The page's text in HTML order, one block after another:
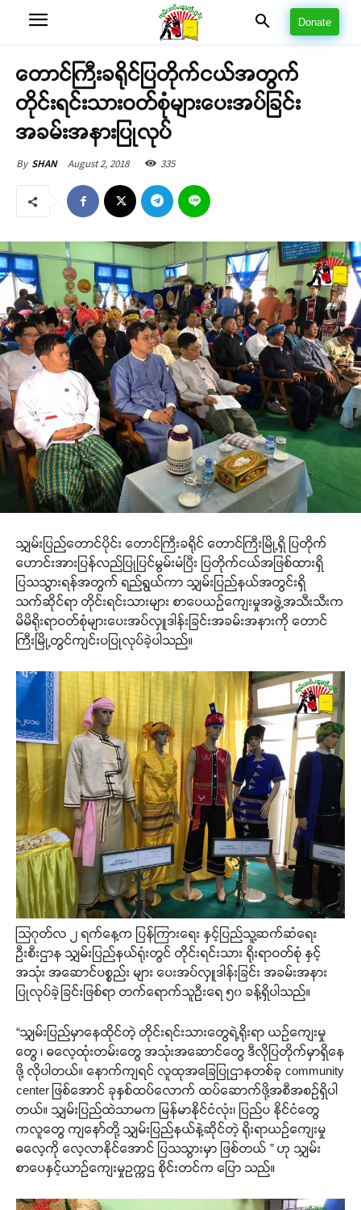
Donate
တောင်ကြီးခရိုင်ပြတိုက်ငယ်အတွက်
တိုင်းရင်းသားဝတ်စုံများပေးအပ်ခြင်း
အခမ်းအနားပြုလုပ်
By SHAN August 2, 2018 335
သျှမ်းပြည်တောင်ပိုင်း တောင်ကြီးခရိုင် တောင်ကြီးမြို့ရှိ ပြတိုက်
ဟောင်းအားပြန်လည်ပြုပြင်မွမ်းမံပြီး ပြတိုက်ငယ်အဖြစ်ထားရှိ
ပြသသွားရန်အတွက် ရည်ရွယ်ကာ သျှမ်းပြည်နယ်အတွင်းရှိ
သက်ဆိုင်ရာ တိုင်းရင်းသားများ စာပေယဉ်ကျေးမှုအဖွဲ့အသီးသီးက
မိမိရိုးရာဝတ်စုံများပေးအပ်လှူဒါန်းခြင်းအခမ်းအနားကို တောင်
ကြီးမြို့တွင်ကျင်းပပြုလုပ်ခဲ့ပါသည်။
သြဂုတ်လ ၂ ရက်နေ့က ပြန်ကြားရေး နှင့်ပြည်သူ့ဆက်ဆံရေး
ဦးစီးဌာန သျှမ်းပြည်နယ်ရုံးတွင် တိုင်းရင်းသား ရိုးရာဝတ်စုံ နှင့်
အသုံး အဆောင်ပစ္စည်း များ ပေးအပ်လှူဒါန်းခြင်း အခမ်းအနား
ပြုလုပ်ခဲ့ခြင်းဖြစ်ရာ တက်ရောက်သူဦးရေ ၅၀ ခန့်ရှိပါသည်။
“သျှမ်းပြည်မှာနေထိုင်တဲ့ တိုင်းရင်းသားတွေရဲ့ရိုးရာ ယဉ်ကျေးမှု
တွေ ၊ ဓလေ့ထုံးတမ်းတွေ အသုံးအဆောင်တွေ ဒီလိုပြတိုက်မှာရှိနေ
ဖို့ လိုပါတယ်။ နောက်ကျရင် လူထုအခြေပြုဌာနတစ်ခု community
center ဖြစ်အောင် ခုနှစ်ထပ်လောက် ထပ်ဆောက်ဖို့အစီအစဉ်ရှိပါ
တယ်။ သျှမ်းပြည်ထဲသာမက မြန်မာနိုင်ငံလုံး၊ ပြည်ပ နိုင်ငံတွေ
ကလူတွေ ကျနော်တို့ သျှမ်းပြည်နယ်နဲ့ဆိုင်တဲ့ ရိုးရာယဉ်ကျေးမှု
ဓလေ့ကို လေ့လာနိုင်အောင် ပြသသွားမှာ ဖြစ်တယ် ” ဟု သျှမ်း
စာပေနှင့်ယာဉ်ကျေးမှုဥက္ကဌ စိုင်းတင်က ပြော သည်။